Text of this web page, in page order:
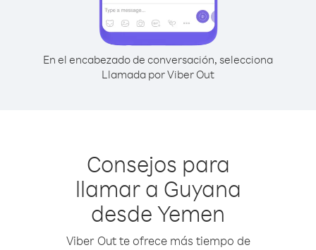
En el encabezado de conversación, selecciona
Llamada por Viber Out
Consejos para
llamar a Guyana
desde Yemen
Viber Out te ofrece más tiempo de